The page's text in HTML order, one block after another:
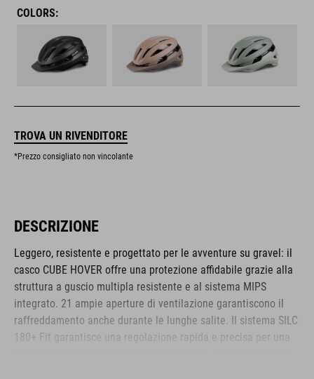
COLORS:
TROVA UN RIVENDITORE
*Prezzo consigliato non vincolante
DESCRIZIONE
Leggero, resistente e progettato per le avventure su gravel: il
casco CUBE HOVER offre una protezione affidabile grazie alla
struttura a guscio multipla resistente e al sistema MIPS
integrato. 21 ampie aperture di ventilazione garantiscono il
raffreddamento anche durante le lunghe salite. Il sistema SILC
180+ Fit garantisce una regolazione rapida e precisa per una